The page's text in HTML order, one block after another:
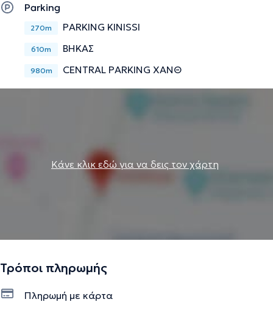
Parking
270m PARKING KINISSI
610m ΒΗΚΑΣ
980m CENTRAL PARKING ΧΑΝΘ
Κάνε κλικ εδώ για να δεις τον χάρτη
Τρόποι πληρωμής
Πληρωμή με κάρτα